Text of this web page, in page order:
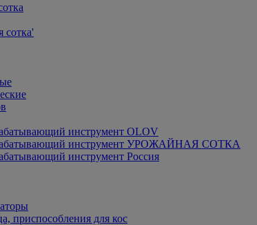
сотка'
инструмент OLOV
инструмент УРОЖАЙНАЯ СОТКА
инструмент Россия
приспособления для кос